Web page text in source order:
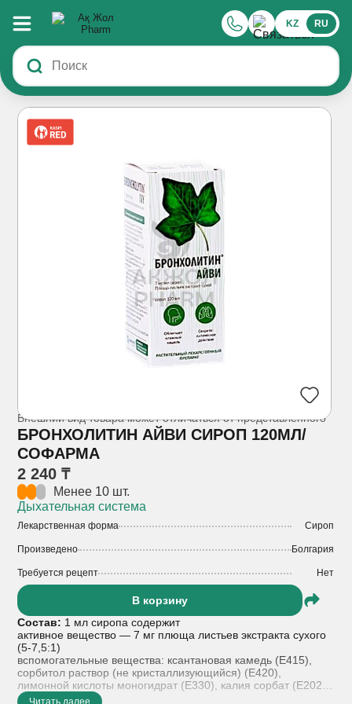
KZ RU
Внешний вид товара может отличаться от представленного
БРОНХОЛИТИН АЙВИ СИРОП 120МЛ/
СОФАРМА
2 240 ₸
Менее 10 шт.
Дыхательная система
Лекарственная форма Сироп
Произведено Болгария
Требуется рецепт Нет
В корзину
Состав: 1 мл сиропа содержит
активное вещество — 7 мг плюща листьев экстракта сухого
(5-7,5:1)
вспомогательные вещества: ксантановая камедь (E415),
сорбитол раствор (не кристаллизующийся) (E420),
лимонной кислоты моногидрат (E330), калия сорбат (E202),
ароматизатор лимонный, очищенная вода.
Читать далее